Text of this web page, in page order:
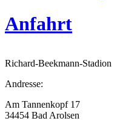
Anfahrt
Richard-Beekmann-Stadion
Andresse:
Am Tannenkopf 17
34454 Bad Arolsen